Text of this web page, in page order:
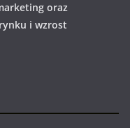
oraz
i wzrost